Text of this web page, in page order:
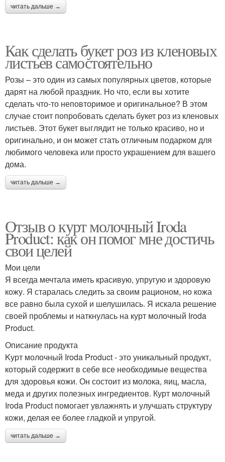
читать дальше →
Как сделать букет роз из кленовых
листьев самостоятельно
Розы – это один из самых популярных цветов, которые
дарят на любой праздник. Но что, если вы хотите
сделать что-то неповторимое и оригинальное? В этом
случае стоит попробовать сделать букет роз из кленовых
листьев. Этот букет выглядит не только красиво, но и
оригинально, и он может стать отличным подарком для
любимого человека или просто украшением для вашего
дома.
читать дальше →
Отзыв о курт молочный Iroda
Product: как он помог мне достичь
свои целей
Мои цели
Я всегда мечтала иметь красивую, упругую и здоровую
кожу. Я старалась следить за своим рационом, но кожа
все равно была сухой и шелушилась. Я искала решение
своей проблемы и наткнулась на курт молочный Iroda
Product.
Описание продукта
Kурт молочный Iroda Product - это уникальный продукт,
который содержит в себе все необходимые вещества
для здоровья кожи. Он состоит из молока, яиц, масла,
меда и других полезных ингредиентов. Курт молочный
Iroda Product помогает увлажнять и улучшать структуру
кожи, делая ее более гладкой и упругой.
читать дальше →